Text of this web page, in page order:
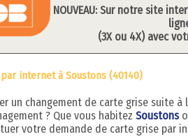
NOUVEAU: Sur notre site
(3X ou 4X) avec
internet à Soustons (40140)
un changement de carte grise suite
? Que vous habitez Soustons
votre demande de carte grise par